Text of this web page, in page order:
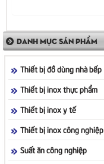
DANH MỤC SẢN PHẨM
Thiết bị đồ dùng nhà bếp
Thiết bị inox thực phẩm
Thiết bị inox y tế
Thiết bị inox công nghiệp
Suất ăn công nghiệp